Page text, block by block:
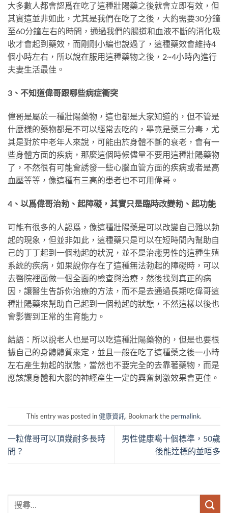
大多數人都會認爲在吃了這種壯陽藥之後就會立即有效，但
其實這並非如此，尤其是我們在吃了之後，大約需要30分鐘
至60分鐘左右的時間，通過我們的腸道和血液不斷的消化吸
收才會起到藥效，而剛剛小編也說過了，這種藥效會維持4
個小時左右，所以說在服用這種藥物之後，2~4小時內進行
夫妻生活最佳。
3、不知道偉哥跟哪些病症衝突
偉哥是屬於一種壯陽藥物，這也都是大家知道的，但不管是
什麼樣的藥物都是不可以經常去吃的，畢竟是藥三分毒，尤
其是對於中老年人來說，可能由於身體不斷的衰老，會有一
些身體方面的疾病，那麼這個時候儘量不要用這種壯陽藥物
了，不然很有可能會誘發一些心腦血管方面的疾病或者是高
血壓等等，像這種有三高的患者也不可用偉哥。
4、以爲偉哥治勃、起障礙，其實只是臨時改變勃、起功能
可能有很多的人認爲，像這種壯陽藥是可以改變自己難以勃
起的現象，但並非如此，這種藥只是可以在短時間內幫助自
己的丁丁起到一個勃起的狀況，並不是治癒男性的這種生殖
系統的疾病，如果說你存在了這種無法勃起的障礙時，可以
去醫院裡面做一個全面的檢查與治療，然後找到真正的病
因，讓醫生告訴你治療的方法，而不是去通過長期吃偉哥這
種壯陽藥來幫助自己起到一個勃起的狀態，不然這樣以後也
會影響到正常的生育能力。
結語：所以說老人也是可以吃這種壯陽藥物的，但是也要根
據自己的身體體質來定，並且一般在吃了這種藥之後一小時
左右產生勃起的狀態，當然也不要完全的去靠著藥物，而是
應該讓身體和大腦的神經產生一定的興奮刺激效果會更佳。
This entry was posted in健康資訊. Bookmark the permalink.
一粒偉哥可以頂幾耐多長時
間？
男性健康噶十個標準，50歲
後能達標的並唔多